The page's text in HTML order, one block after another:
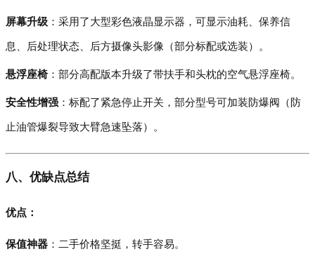
屏幕升级 ：采用了大型彩色液晶显示器，可显示油耗、保养信
息、后处理状态、后方摄像头影像（部分标配或选装）。
悬浮座椅：部分高配版本升级了带扶手和头枕的空气悬浮座椅。
安全性增强 ：标配了紧急停止开关，部分型号可加装防爆阀（防
止油管爆裂导致大臂急速坠落）。
八、优缺点总结
优点：
保值神器 ：二手价格坚挺，转手容易。